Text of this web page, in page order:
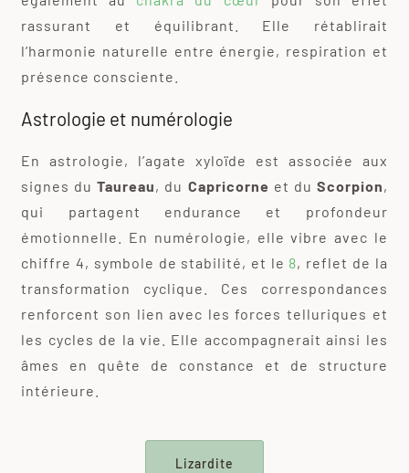
rassurant et équilibrant. Elle rétablirait
l’harmonie naturelle entre énergie, respiration et
présence consciente.
Astrologie et numérologie
En astrologie, l’agate xyloïde est associée aux
signes duTaureau, du Capricorne et du Scorpion,
qui partagent endurance et profondeur
émotionnelle. En numérologie, elle vibre avec le
chiffre 4, symbole de stabilité, et le 8, reflet de la
transformation cyclique. Ces correspondances
renforcent son lien avec les forces telluriques et
les cycles de la vie. Elle accompagnerait ainsi les
âmes en quête de constance et de structure
intérieure.
Lizardite